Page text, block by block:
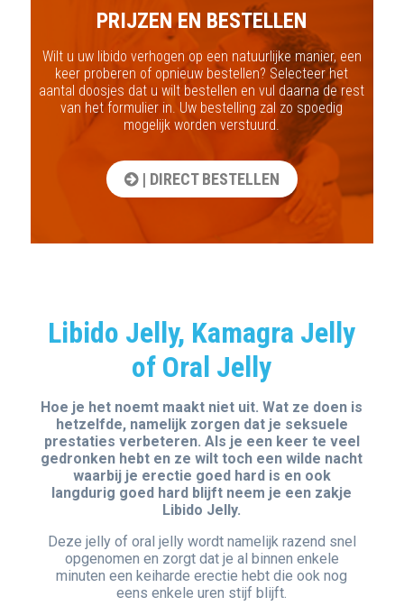
PRIJZEN EN BESTELLEN
Wilt u uw libido verhogen op een natuurlijke manier, een
keer proberen of opnieuw bestellen? Selecteer het
aantal doosjes dat u wilt bestellen en vul daarna de rest
van het formulier in. Uw bestelling zal zo spoedig
mogelijk worden verstuurd.
| DIRECT BESTELLEN
Libido Jelly, Kamagra Jelly
of Oral Jelly
Hoe je het noemt maakt niet uit. Wat ze doen is
hetzelfde, namelijk zorgen dat je seksuele
prestaties verbeteren. Als je een keer te veel
gedronken hebt en ze wilt toch een wilde nacht
waarbij je erectie goed hard is en ook
langdurig goed hard blijft neem je een zakje
Libido Jelly.
Deze jelly of oral jelly wordt namelijk razend snel
opgenomen en zorgt dat je al binnen enkele
minuten een keiharde erectie hebt die ook nog
eens enkele uren stijf blijft.